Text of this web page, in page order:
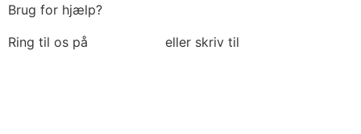
Brug for hjælp?
Ring til os på
eller skriv til